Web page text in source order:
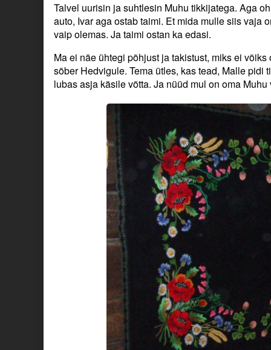
Minu
Muhu
kamber.,
Talvel uurisin ja suhtlesin Muhu tikkijatega. Aga
auto, Ivar aga ostab taimi. Et mida mulle siis vaja
vaip olemas. Ja taimi ostan ka edasi.
Ma ei näe ühtegi põhjust ja takistust, miks ei
sõber Hedvigule. Tema ütles, kas tead, Malle
lubas asja käsile võtta. Ja nüüd mul on oma